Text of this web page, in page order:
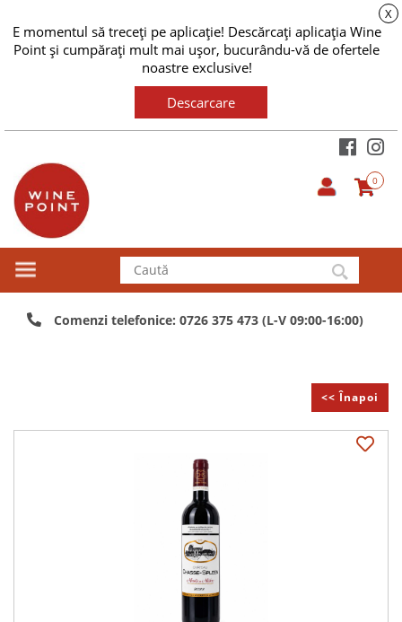
E momentul să treceți pe aplicație! Descărcați aplicația Wine
Point și cumpărați mult mai ușor, bucurându-vă de ofertele
noastre exclusive!
X
Descarcare
0
Comenzi telefonice: 0726 375 473 (L-V 09:00-16:00)
<< Înapoi